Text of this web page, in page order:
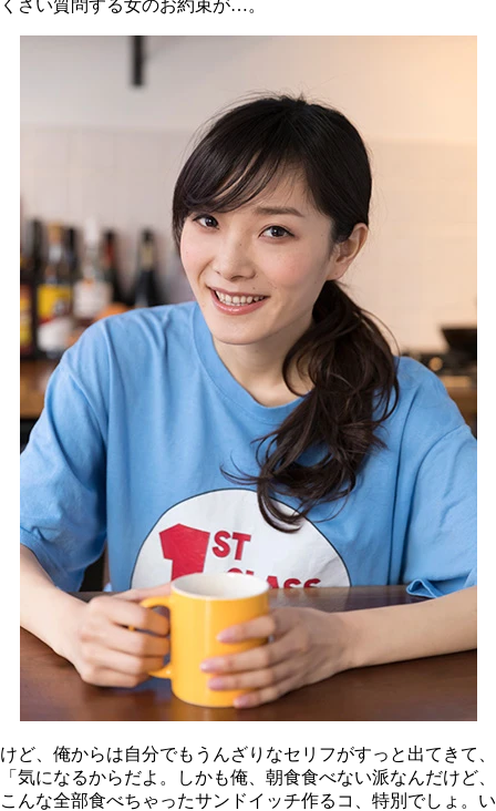
くさい質問する女のお約束が…。
けど、俺からは自分でもうんざりなセリフがすっと出てきて、
「気になるからだよ。しかも俺、朝食食べない派なんだけど、
こんな全部食べちゃったサンドイッチ作るコ、特別でしょ。い